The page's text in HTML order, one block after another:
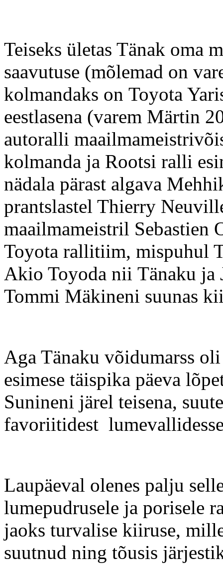
Teiseks ületas Tänak oma
saavutuse (mõlemad on
kolmandaks on Toyota
eestlasena (varem Märtin
autoralli
kolmanda ja Rootsi ralli
nädala pärast algava
prantslastel Thierry
maailmameistril Sebastien
Toyota rallitiim, mispuhul
Akio Toyoda nii Tänaku
Tommi Mäkineni suunas
Aga Tänaku võidumarss
esimese täispika päeva
Sunineni järel teisena,
favoriitidest
Laupäeval olenes palju
lumepudrusele ja porisele
jaoks turvalise kiiruse,
suutnud ning tõusis